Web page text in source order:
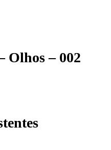
Olhos – 002